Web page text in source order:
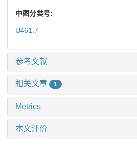
中图分类号:
U461.7
参考文献
相关文章 1
Metrics
本文评价